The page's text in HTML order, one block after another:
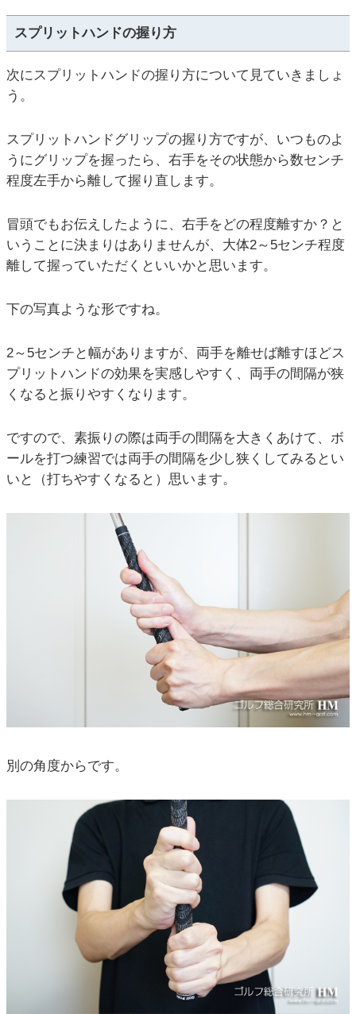
スプリットハンドの握り方
次にスプリットハンドの握り方について見ていきましょ
う。
スプリットハンドグリップの握り方ですが、いつものよ
うにグリップを握ったら、右手をその状態から数センチ
程度左手から離して握り直します。
冒頭でもお伝えしたように、右手をどの程度離すか？と
いうことに決まりはありませんが、大体2～5センチ程度
離して握っていただくといいかと思います。
下の写真ような形ですね。
2～5センチと幅がありますが、両手を離せば離すほどス
プリットハンドの効果を実感しやすく、両手の間隔が狭
くなると振りやすくなります。
ですので、素振りの際は両手の間隔を大きくあけて、ボ
ールを打つ練習では両手の間隔を少し狭くしてみるとい
いと（打ちやすくなると）思います。
別の角度からです。